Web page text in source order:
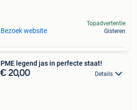
Bezoek website
Topadvertentie
Gisteren
PME legend jas in perfecte staat!
€ 20,00 Details